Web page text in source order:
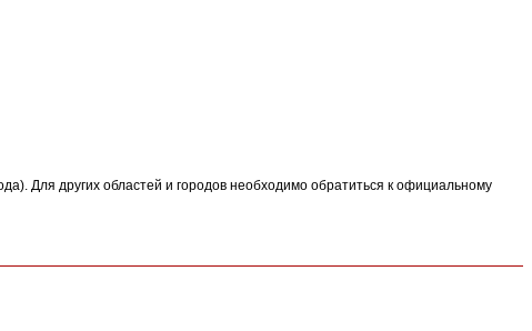
Для других областей и городов необходимо обратиться к официальному